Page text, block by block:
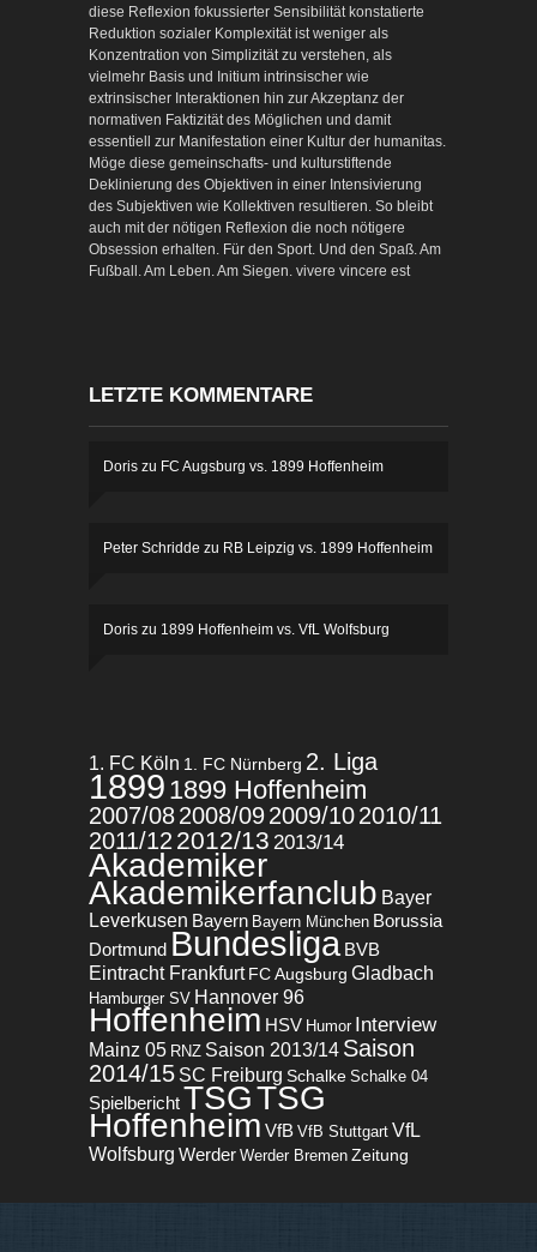
diese Reflexion fokussierter Sensibilität konstatierte
Reduktion sozialer Komplexität ist weniger als
Konzentration von Simplizität zu verstehen, als
vielmehr Basis und Initium intrinsischer wie
extrinsischer Interaktionen hin zur Akzeptanz der
normativen Faktizität des Möglichen und damit
essentiell zur Manifestation einer Kultur der humanitas.
Möge diese gemeinschafts- und kulturstiftende
Deklinierung des Objektiven in einer Intensivierung
des Subjektiven wie Kollektiven resultieren. So bleibt
auch mit der nötigen Reflexion die noch nötigere
Obsession erhalten. Für den Sport. Und den Spaß. Am
Fußball. Am Leben. Am Siegen. vivere vincere est
LETZTE KOMMENTARE
Doris zu FC Augsburg vs. 1899 Hoffenheim
Peter Schridde zu RB Leipzig vs. 1899 Hoffenheim
Doris zu 1899 Hoffenheim vs. VfL Wolfsburg
1. FC Köln 1. FC Nürnberg 2. Liga
1899 1899 Hoffenheim
2007/082008/092009/102010/11
2011/12 2012/13 2013/14
Akademiker
Akademikerfanclub Bayer
Leverkusen Bayern Bayern München Borussia
Dortmund Bundesliga BVB
Eintracht Frankfurt FC Augsburg Gladbach
Hamburger SV Hannover 96
Hoffenheim HSV Humor Interview
Mainz 05 RNZ Saison 2013/14 Saison
2014/15 SC Freiburg Schalke Schalke 04
SpielberichtTSGTSG
Hoffenheim VfB VfB Stuttgart VfL
Wolfsburg Werder Werder Bremen Zeitung